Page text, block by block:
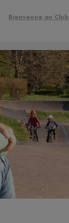
Bienvenue au Club